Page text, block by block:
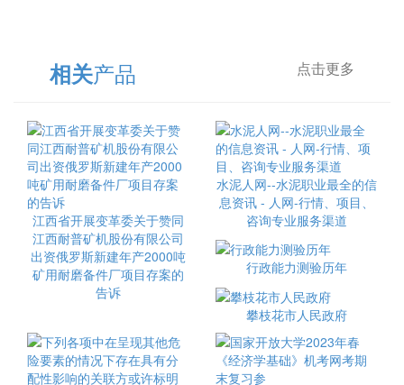
相关产品 点击更多
江西省开展变革委关于赞同
江西耐普矿机股份有限公司
出资俄罗斯新建年产2000吨
矿用耐磨备件厂项目存案的
告诉
水泥人网--水泥职业最全的信
息资讯 - 人网-行情、项目、
咨询专业服务渠道
行政能力测验历年
攀枝花市人民政府